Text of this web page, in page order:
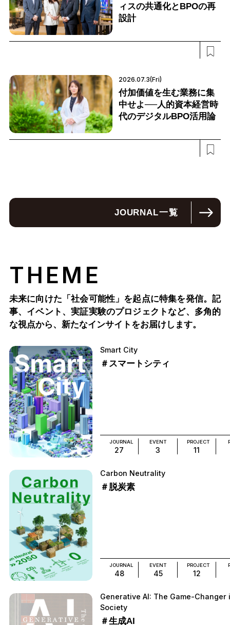
ィスの共通化とBPOの再
設計
2026.07.3(Fri)
付加価値を生む業務に集
中せよ──人的資本経営時
代のデジタルBPO活用論
JOURNAL一覧
THEME
未来に向けた「社会可能性」を起点に特集を発信。記
事、イベント、実証実験のプロジェクトなど、多角的
な視点から、新たなインサイトをお届けします。
Smart City
＃スマートシティ
JOURNAL
27
EVENT
3
PROJECT
11
Carbon Neutrality
＃脱炭素
JOURNAL
48
EVENT
45
PROJECT
12
Generative AI: The Game-Changer
Society
＃生成AI